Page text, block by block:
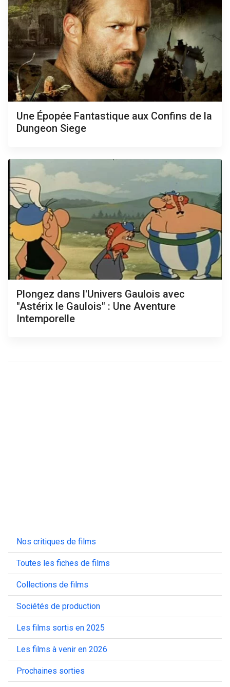
Une Épopée Fantastique aux Confins de la
Dungeon Siege
Plongez dans l'Univers Gaulois avec
"Astérix le Gaulois" : Une Aventure
Intemporelle
Nos critiques de films
Toutes les fiches de films
Collections de films
Sociétés de production
Les films sortis en 2025
Les films à venir en 2026
Prochaines sorties